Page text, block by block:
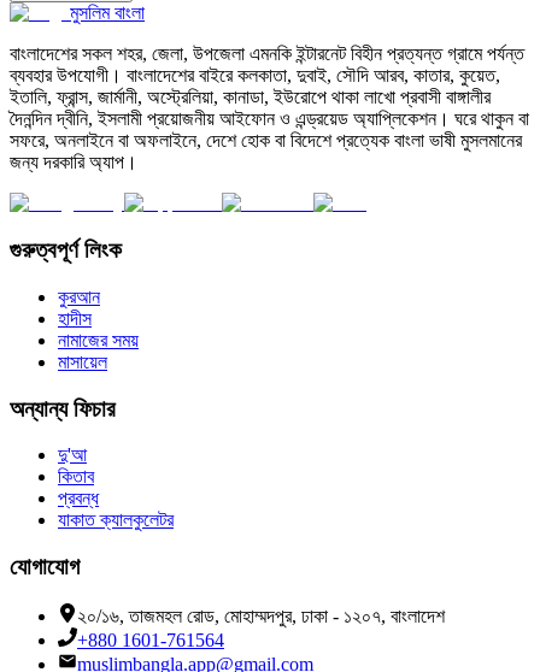
মুসলিম বাংলা
বাংলাদেশের সকল শহর, জেলা, উপজেলা এমনকি ইন্টারনেট বিহীন প্রত্যন্ত গ্রামে পর্যন্ত
ব্যবহার উপযোগী। বাংলাদেশের বাইরে কলকাতা, দুবাই, সৌদি আরব, কাতার, কুয়েত,
ইতালি, ফ্রান্স, জার্মানী, অস্ট্রেলিয়া, কানাডা, ইউরোপে থাকা লাখো প্রবাসী বাঙ্গালীর
দৈনন্দিন দ্বীনি, ইসলামী প্রয়োজনীয় আইফোন ও এন্ড্রয়েড অ্যাপ্লিকেশন। ঘরে থাকুন বা
সফরে, অনলাইনে বা অফলাইনে, দেশে হোক বা বিদেশে প্রত্যেক বাংলা ভাষী মুসলমানের
জন্য দরকারি অ্যাপ।
গুরুত্বপূর্ণ লিংক
কুরআন
হাদীস
নামাজের সময়
মাসায়েল
অন্যান্য ফিচার
দু'আ
কিতাব
প্রবন্ধ
যাকাত ক্যালকুলেটর
যোগাযোগ
২০/১৬, তাজমহল রোড, মোহাম্মদপুর, ঢাকা - ১২০৭, বাংলাদেশ
+880 1601-761564
muslimbangla.app@gmail.com